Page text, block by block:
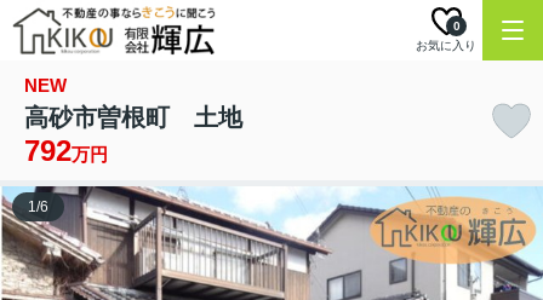
お気に入り
0
NEW
高砂市曽根町 土地
792万円
1/6